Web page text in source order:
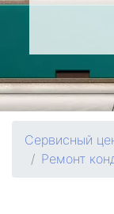
Сервисный
Ремонт